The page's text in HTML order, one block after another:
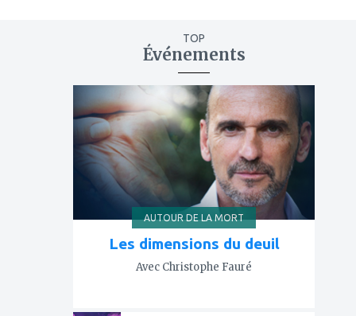
TOP
Événements
mes
favoris
AUTOUR DE LA MORT
Les dimensions du deuil
Avec Christophe Fauré